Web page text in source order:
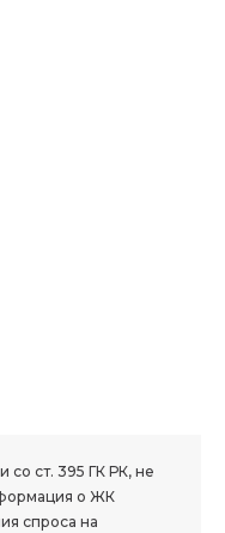
со ст. 395 ГК РК, не
о ЖК
спроса на